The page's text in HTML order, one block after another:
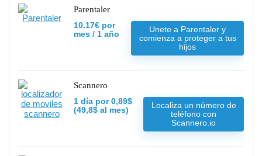
Parentaler
10.17€ por
mes / 1 año
Unete a Parentaler y
comienza a proteger a tus
hijos
Scannero
1 día por 0,89$
(49,8$ al mes)
Localiza un número de
teléfono con
Scannero.io